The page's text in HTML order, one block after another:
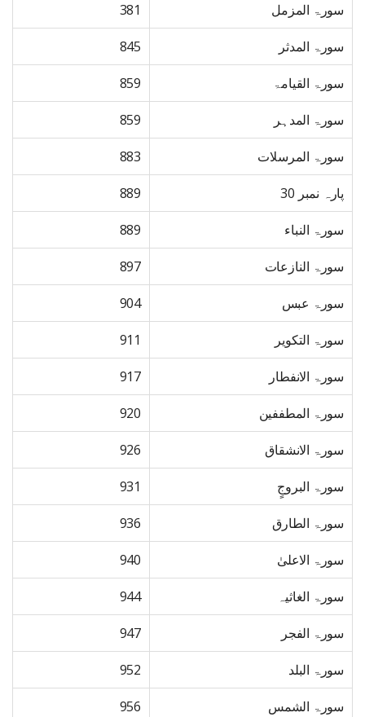
سورۃ المزمل 381
سورۃ المدثر 845
سورۃ القیامۃ 859
سورۃ المدہر 859
سورۃ المرسلات 883
پارہ نمبر 30 889
سورۃ النباء 889
سورۃ النازعات 897
سورۃ عبس 904
سورۃ التکویر 911
سورۃ الانفطار 917
سورۃ المطففین 920
سورۃ الانشقاق 926
سورۃ البروجٍ 931
سورۃ الطارق 936
سورۃ الاعلیٰ 940
سورۃ الغاثیہ 944
سورۃ الفجر 947
سورۃ البلد 952
سورۃ الشمس 956